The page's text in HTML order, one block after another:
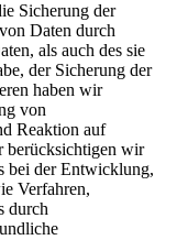
Sicherung der
Daten durch
als auch des sie
der Sicherung der
haben wir
von
Reaktion auf
berücksichtigen wir
bei der Entwicklung,
Verfahren,
durch